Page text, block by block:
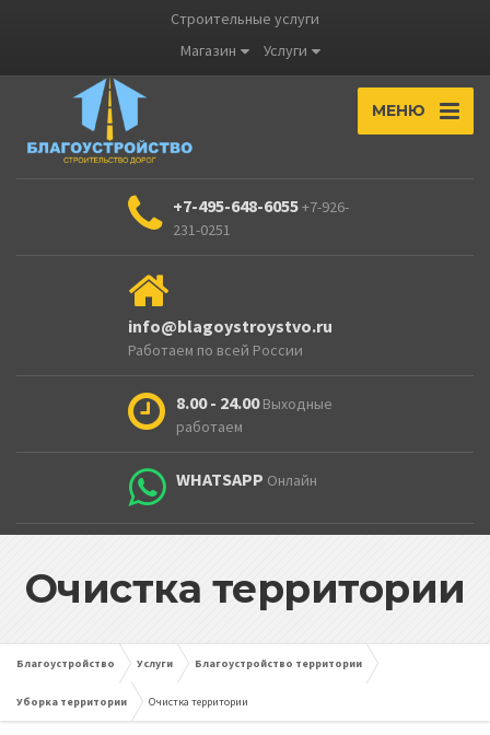
Строительные услуги
Магазин
Услуги
МЕНЮ
+7-495-648-6055+7-926-
231-0251
info@blagoystroystvo.ru
Работаем по всей России
8.00 - 24.00 Выходные
работаем
WHATSAPP Онлайн
Очистка территории
Благоустройство Услуги Благоустройство территории
Уборка территории Очистка территории